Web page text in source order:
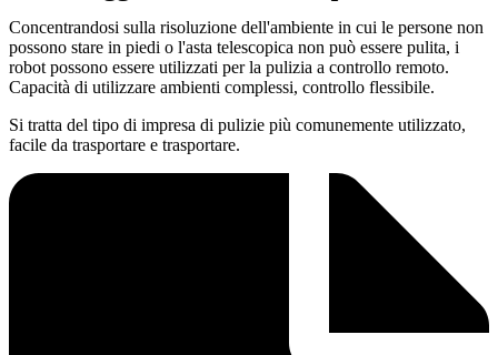
Concentrandosi sulla risoluzione dell'ambiente in cui le persone non
possono stare in piedi o l'asta telescopica non può essere pulita, i
robot possono essere utilizzati per la pulizia a controllo remoto.
Capacità di utilizzare ambienti complessi, controllo flessibile.
Si tratta del tipo di impresa di pulizie più comunemente utilizzato,
facile da trasportare e trasportare.